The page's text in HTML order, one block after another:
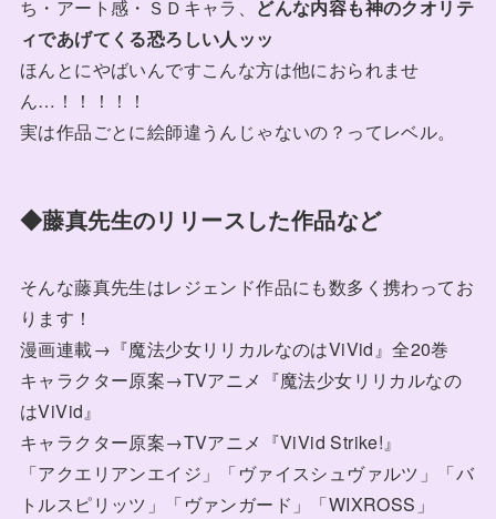
ち・アート感・ＳＤキャラ、 どんな内容も神のクオリテ
ィであげてくる恐ろしい人ッッ
ほんとにやばいんですこんな方は他におられませ
ん…！！！！！
実は作品ごとに絵師違うんじゃないの？ってレベル。
◆藤真先生のリリースした作品など
そんな藤真先生はレジェンド作品にも数多く携わってお
ります！
漫画連載→『魔法少女リリカルなのはViVid』全20巻
キャラクター原案→TVアニメ『魔法少女リリカルなの
はViVid』
キャラクター原案→TVアニメ『ViVid Strike!』
「アクエリアンエイジ」「ヴァイスシュヴァルツ」「バ
トルスピリッツ」「ヴァンガード」「WIXROSS」